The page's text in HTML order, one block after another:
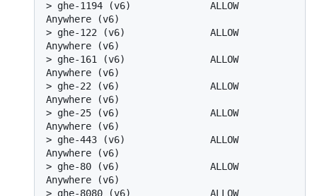
> ghe-1194 (v6)              ALLOW
Anywhere (v6)
> ghe-122 (v6)               ALLOW
Anywhere (v6)
> ghe-161 (v6)               ALLOW
Anywhere (v6)
> ghe-22 (v6)                ALLOW
Anywhere (v6)
> ghe-25 (v6)                ALLOW
Anywhere (v6)
> ghe-443 (v6)               ALLOW
Anywhere (v6)
> ghe-80 (v6)                ALLOW
Anywhere (v6)
> ghe-8080 (v6)              ALLOW